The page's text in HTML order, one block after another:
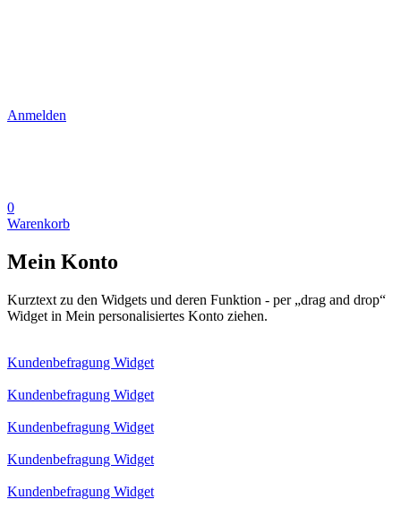
Anmelden
0
Warenkorb
Mein Konto
Kurztext zu den Widgets und deren Funktion - per „drag and drop“
Widget in Mein personalisiertes Konto ziehen.
Kundenbefragung Widget
Kundenbefragung Widget
Kundenbefragung Widget
Kundenbefragung Widget
Kundenbefragung Widget